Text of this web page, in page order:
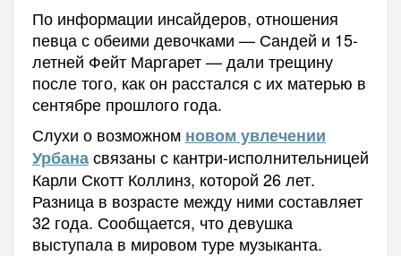
По информации инсайдеров, отношения
певца с обеими девочками — Сандей и 15-
летней Фейт Маргарет — дали трещину
после того, как он расстался с их матерью в
сентябре прошлого года.
Слухи о возможном новом увлечении
Урбанасвязаны с кантри-исполнительницей
Карли Скотт Коллинз, которой 26 лет.
Разница в возрасте между ними составляет
32 года. Сообщается, что девушка
выступала в мировом туре музыканта.